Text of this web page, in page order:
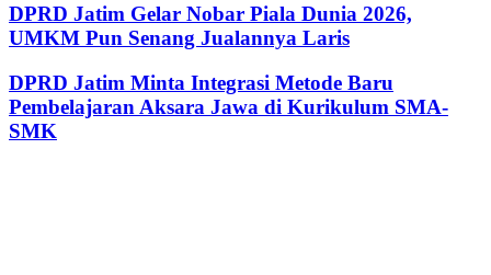
DPRD Jatim Gelar Nobar Piala Dunia 2026,
UMKM Pun Senang Jualannya Laris
DPRD Jatim Minta Integrasi Metode Baru
Pembelajaran Aksara Jawa di Kurikulum SMA-
SMK